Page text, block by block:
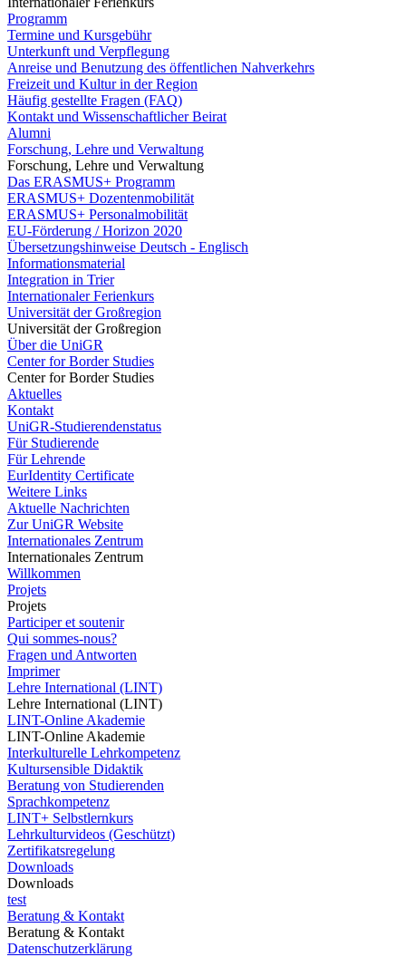
Programm
Termine und Kursgebühr
Unterkunft und Verpflegung
Anreise und Benutzung des öffentlichen Nahverkehrs
Freizeit und Kultur in der Region
Häufig gestellte Fragen (FAQ)
Kontakt und Wissenschaftlicher Beirat
Alumni
Forschung, Lehre und Verwaltung
Forschung, Lehre und Verwaltung
Das ERASMUS+ Programm
ERASMUS+ Dozentenmobilität
ERASMUS+ Personalmobilität
EU-Förderung / Horizon 2020
Übersetzungshinweise Deutsch - Englisch
Informationsmaterial
Integration in Trier
Internationaler Ferienkurs
Universität der Großregion
Universität der Großregion
Über die UniGR
Center for Border Studies
Center for Border Studies
Aktuelles
Kontakt
UniGR-Studierendenstatus
Für Studierende
Für Lehrende
EurIdentity Certificate
Weitere Links
Aktuelle Nachrichten
Zur UniGR Website
Internationales Zentrum
Internationales Zentrum
Willkommen
Projets
Projets
Participer et soutenir
Qui sommes-nous?
Fragen und Antworten
Imprimer
Lehre International (LINT)
Lehre International (LINT)
LINT-Online Akademie
LINT-Online Akademie
Interkulturelle Lehrkompetenz
Kultursensible Didaktik
Beratung von Studierenden
Sprachkompetenz
LINT+ Selbstlernkurs
Lehrkulturvideos (Geschützt)
Zertifikatsregelung
Downloads
Downloads
test
Beratung & Kontakt
Beratung & Kontakt
Datenschutzerklärung